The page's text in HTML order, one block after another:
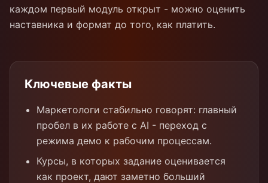
каждом первый модуль открыт - можно оценить
наставника и формат до того, как платить.
Ключевые факты
Маркетологи стабильно говорят: главный
пробел в их работе с AI - переход с
режима демо к рабочим процессам.
Курсы, в которых задание оценивается
как проект, дают заметно больший